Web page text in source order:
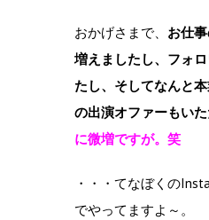
おかげさまで、 お仕
増えましたし、フォ
たし、そしてなんと
の出演オファーもいた
に微増ですが。笑
・・・てなぼくの
でやってますよ～。